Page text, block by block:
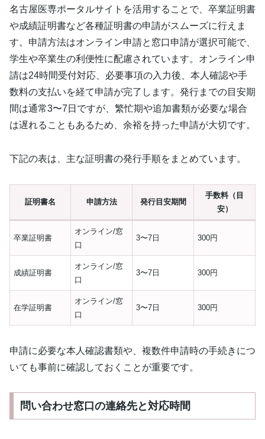
名古屋医専ポータルサイトを活用することで、卒業証明書
や成績証明書など各種証明書の申請がスムーズに行えま
す。申請方法はオンライン申請と窓口申請が選択可能で、
学生や卒業生の利便性に配慮されています。オンライン申
請は24時間受付対応、必要事項の入力後、本人確認や手
数料の支払いを経て申請が完了します。発行までの目安期
間は通常3〜7日ですが、繁忙期や追加書類が必要な場合
は遅れることもあるため、余裕を持った申請が大切です。
下記の表は、主な証明書の発行手順をまとめています。
証明書名 申請方法 発行目安期間
手数料（目
安）
卒業証明書
オンライン/窓
口
3〜7日 300円
成績証明書
オンライン/窓
口
3〜7日 300円
在学証明書
オンライン/窓
口
3〜7日 300円
申請に必要な本人確認書類や、複数件申請時の手続きにつ
いても事前に確認しておくことが重要です。
問い合わせ窓口の連絡先と対応時間